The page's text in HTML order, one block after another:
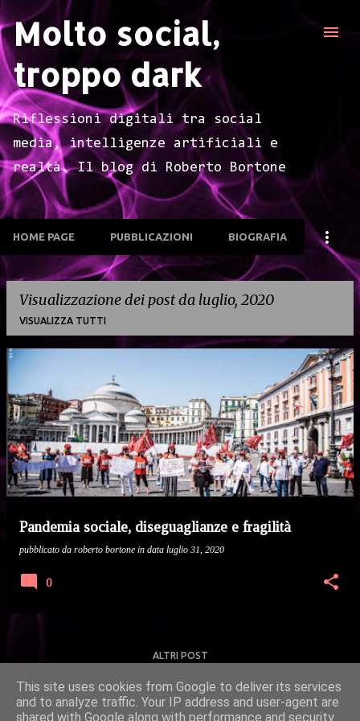
Passa ai contenuti principali
Molto social,
troppo dark
Riflessioni digitali tra social
media, intelligenze artificiali e
realtà. Il blog di Roberto Bortone
HOME PAGE PUBBLICAZIONI BIOGRAFIA
Visualizzazione dei post da luglio, 2020
VISUALIZZA TUTTI
P
o
s
Pandemia sociale, diseguaglianze e fragilità
pubblicato da roberto bortone in data luglio 31, 2020
0
ALTRI POST
Powered by Blogger
This site uses cookies from Google to deliver its services
and to analyze traffic. Your IP address and user-agent are
shared with Google along with performance and security